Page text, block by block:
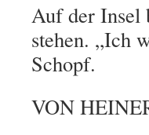
Auf der Insel
stehen. „Ich
Schopf.
VON